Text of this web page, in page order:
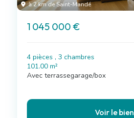
à 2 km de Saint-Mandé
1 045 000 €
4 pièces , 3 chambres
101.00 m²
Avec terrassegarage/box
Voir le bien